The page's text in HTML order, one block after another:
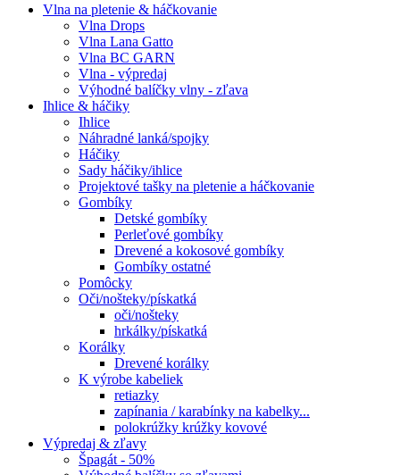
Vlna na pletenie & háčkovanie
Vlna Drops
Vlna Lana Gatto
Vlna BC GARN
Vlna - výpredaj
Výhodné balíčky vlny - zľava
Ihlice & háčiky
Ihlice
Náhradné lanká/spojky
Háčiky
Sady háčiky/ihlice
Projektové tašky na pletenie a háčkovanie
Gombíky
Detské gombíky
Perleťové gombíky
Drevené a kokosové gombíky
Gombíky ostatné
Pomôcky
Oči/nošteky/pískatká
oči/nošteky
hrkálky/pískatká
Korálky
Drevené korálky
K výrobe kabeliek
retiazky
zapínania / karabínky na kabelky...
polokrúžky krúžky kovové
Výpredaj & zľavy
Špagát - 50%